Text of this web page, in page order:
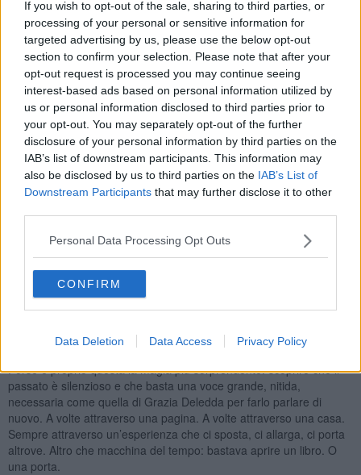
If you wish to opt-out of the sale, sharing to third parties, or
processing of your personal or sensitive information for
targeted advertising by us, please use the below opt-out
section to confirm your selection. Please note that after your
opt-out request is processed you may continue seeing
interest-based ads based on personal information utilized by
us or personal information disclosed to third parties prior to
your opt-out. You may separately opt-out of the further
disclosure of your personal information by third parties on the
IAB’s list of downstream participants. This information may
also be disclosed by us to third parties on the IAB’s List of
Downstream Participants that may further disclose it to other
Personal Data Processing Opt Outs
CONFIRM
Data Deletion Data Access Privacy Policy
luci di un mondo che la scrittrice ha saputo trasformare in
letteratura. Una visita così permette più di un viaggio: dentro una
casa, certo, ma anche fuori da qualsiasi muro. Dentro una memoria
culturale, dentro una geografia dell’anima, dentro quel tempo
lontano che nei libri continua a respirare.
Per la Generazione X questo viaggio ha qualcosa di personale. È il
privilegio di appartenere all’ultima generazione che abbia ancora
sentito l’eco diretta di quel mondo senza averci abitato davvero.
Quella che ha conosciuto la modernità prima che diventasse totale,
e che quindi, leggendo Deledda, non percepisce solo una distanza
storica ma anche una vibrazione familiare. Come se tra la pagina e
il lettore si tendesse un ponte fatto di memoria culturale e memoria
domestica.
Leggo Deledda e non avverto solo il racconto di un’altra epoca, ma
la sua accessibilità. L’effetto è quasi miracoloso. È come varcare
una soglia e trovarsi in un’Italia di campi e cortili, di fuoco e polvere,
di stagioni che dettano legge e di oggetti che hanno ancora un
E a Nuoro, quella soglia si può perfino toccare.
Forse è proprio questa la magia più sorprendente: scoprire che il
passato è silenzioso e che basta una voce grande, nitida,
necessaria come quella di Grazia Deledda per farlo parlare di
nuovo. A volte attraverso una pagina. A volte attraverso una casa.
Sempre attraverso un’esperienza che ci sposta, ci allarga, ci porta
altrove. Altro che macchina del tempo: bastava aprire un libro. O
una porta.